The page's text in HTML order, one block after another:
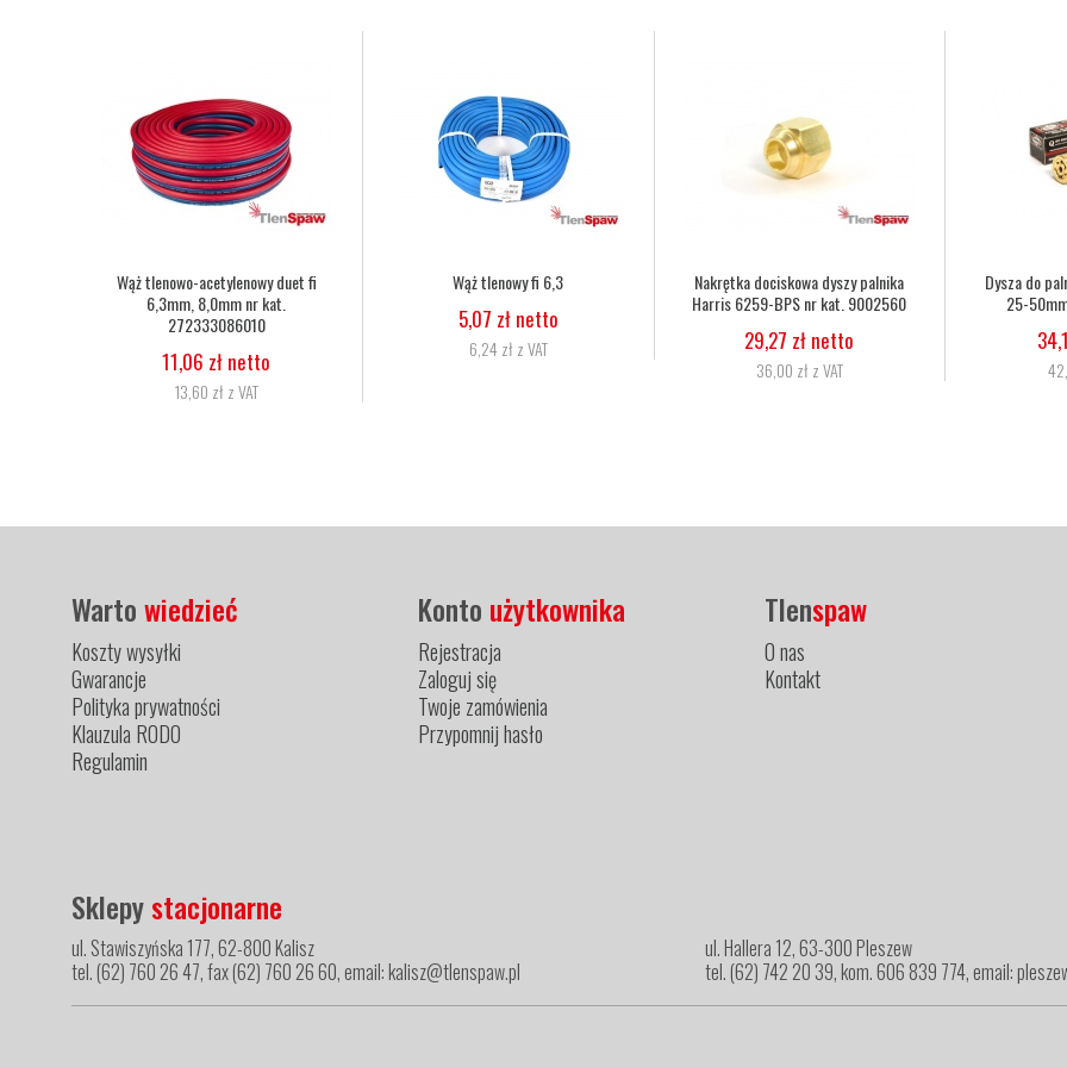
Nakrętka dociskowa dyszy palnika
Harris 6259-BPS nr kat. 9002560
29,27 zł netto
36,00 zł z VAT
Dysza do palnika Harris 6290 2NX
25-50mm nr kat. 62902NX
34,15 zł netto
Dysza do palnika Harris 6290 3NX
50-75mm nr kat. 62903NX
34,15 zł netto
42,00 zł z VAT
Wąż
Wartowiedzieć
Koszty wysyłki
Gwarancje
Polityka prywatności
Klauzula RODO
Regulamin
Konto użytkownika
Rejestracja
Zaloguj się
Twoje zamówienia
Przypomnij hasło
Tlenspaw
O nas
Kontakt
Sklepystacjonarne
ul. Stawiszyńska 177, 62-800 Kalisz
tel. (62) 760 26 47, fax (62) 760 26 60, email: kalisz@tlenspaw.pl
ul. Hallera 12, 63-300 Pleszew
tel. (62) 742 20 39, kom. 606 839 774, email: